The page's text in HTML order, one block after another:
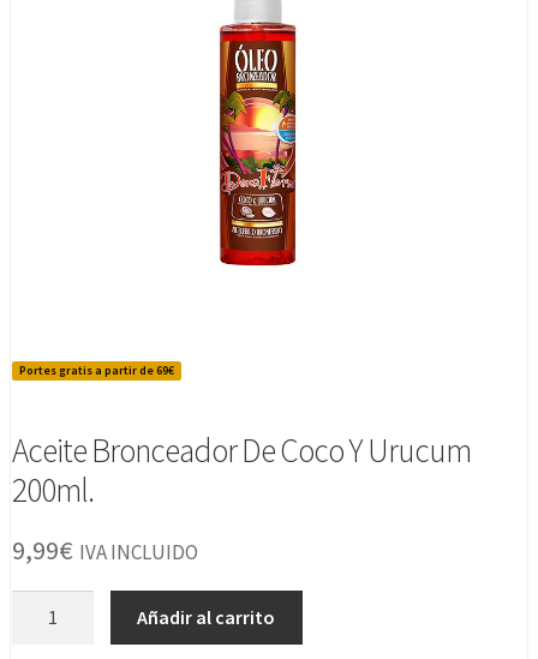
Portes gratis a partir de 69€
Aceite Bronceador De Coco Y Urucum
200ml.
9,99€ IVA INCLUIDO
Añadir al carrito